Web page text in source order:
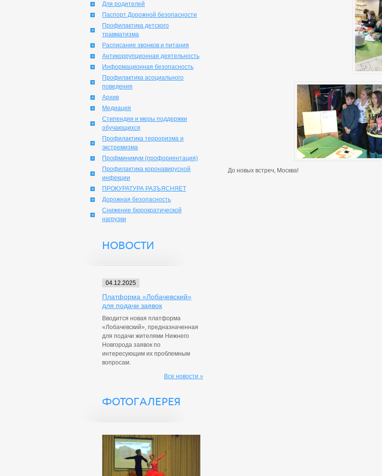
Для родителей
Паспорт Дорожной безопасности
Профилактика детского
травматизма
Расписание звонков и питания
Антикоррупционная деятельность
Информационная безопасность
Профилактика асоциального
поведения
Архив
Медиация
Стипендии и меры поддержки
обучающихся
Профилактика терроризма и
экстремизма
Профминимум (профориентация)
Профилактика коронавирусной
инфекции
ПРОКУРАТУРА РАЗЪЯСНЯЕТ
Дорожная безопасность
Снижение бюрократической
нагрузки
НОВОСТИ
04.12.2025
Платформа «Лобачевский»
для подачи заявок
Вводится новая платформа
«Лобачевский», предназначенная
для подачи жителями Нижнего
Новгорода заявок по
интересующим их проблемным
вопросам.
Все новости »
ФОТОГАЛЕРЕЯ
До новых встреч, Москва!